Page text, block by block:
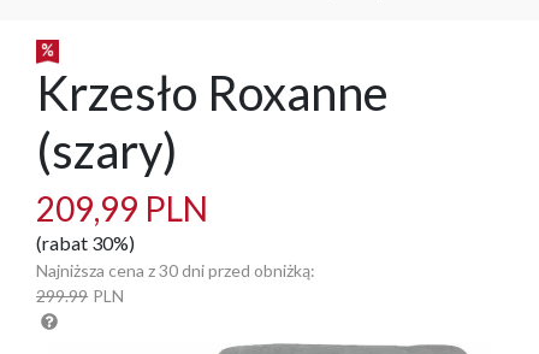
Krzesło Roxanne
(szary)
209,99 PLN
(rabat 30%)
Najniższa cena z 30 dni przed obniżką:
299.99 PLN